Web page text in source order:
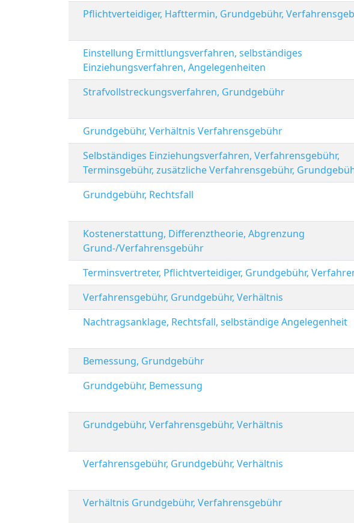
Pflichtverteidiger, Hafttermin, Grundgebühr,
Einstellung Ermittlungsverfahren, selbständiges
Einziehungsverfahren, Angelegenheiten
Strafvollstreckungsverfahren, Grundgebühr
Grundgebühr, Verhältnis Verfahrensgebühr
Selbständiges Einziehungsverfahren, Verfahrensgebühr,
Terminsgebühr, zusätzliche Verfahrensgebühr,
Grundgebühr, Rechtsfall
Kostenerstattung, Differenztheorie, Abgrenzung
Grund-/Verfahrensgebühr
Terminsvertreter, Pflichtverteidiger, Grundgebühr,
Verfahrensgebühr, Grundgebühr, Verhältnis
Nachtragsanklage, Rechtsfall, selbständige Angelegenheit
Bemessung, Grundgebühr
Grundgebühr, Bemessung
Grundgebühr, Verfahrensgebühr, Verhältnis
Verfahrensgebühr, Grundgebühr, Verhältnis
Verhältnis Grundgebühr, Verfahrensgebühr